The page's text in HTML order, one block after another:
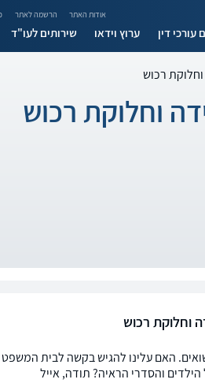
אודות האתר הרשמה לאתר
עורכי דין ערוץ וידאו שירותים לעו"ד
רכוש
וחלוקת רכוש
וחלוקת רכוש
אחרי 18 שנות זוגיות ללא נישואים. האם עלינו להגיש
והסדרי הראיה? תודה, אייל